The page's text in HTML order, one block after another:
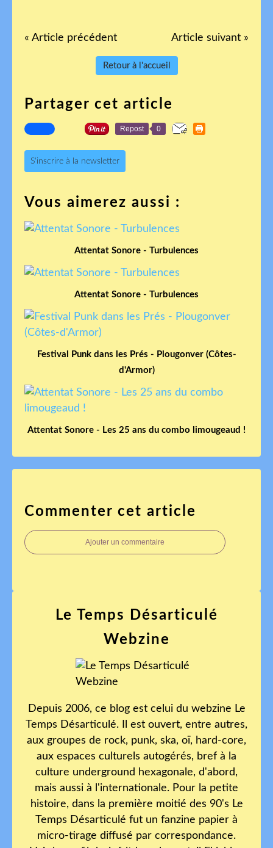
« Article précédent Article suivant »
Retour à l'accueil
Partager cet article
Repost 0
S'inscrire à la newsletter
Vous aimerez aussi :
Attentat Sonore - Turbulences
Attentat Sonore - Turbulences
Festival Punk dans les Prés - Plougonver (Côtes-
d'Armor)
Attentat Sonore - Les 25 ans du combo limougeaud !
Commenter cet article
Ajouter un commentaire
Le Temps Désarticulé
Webzine
Depuis 2006, ce blog est celui du webzine Le
Temps Désarticulé. Il est ouvert, entre autres,
aux groupes de rock, punk, ska, oï, hard-core,
aux espaces culturels autogérés, bref à la
culture underground hexagonale, d'abord,
mais aussi à l'internationale. Pour la petite
histoire, dans la première moitié des 90's Le
Temps Désarticulé fut un fanzine papier à
micro-tirage diffusé par correspondance.